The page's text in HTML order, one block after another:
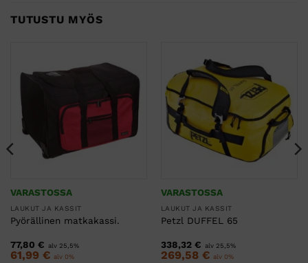
TUTUSTU MYÖS
VARASTOSSA
LAUKUT JA KASSIT
Pyörällinen matkakassi.
77,80 € alv 25,5%
61,99 € alv 0%
VARASTOSSA
LAUKUT JA KASSIT
Petzl DUFFEL 65
338,32 € alv 25,5%
269,58 € alv 0%